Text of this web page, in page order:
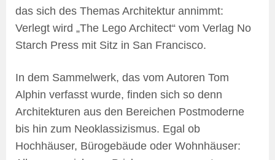
das sich des Themas Architektur annimmt:
Verlegt wird „The Lego Architect“ vom Verlag No
Starch Press mit Sitz in San Francisco.
In dem Sammelwerk, das vom Autoren Tom
Alphin verfasst wurde, finden sich so denn
Architekturen aus den Bereichen Postmoderne
bis hin zum Neoklassizismus. Egal ob
Hochhäuser, Bürogebäude oder Wohnhäuser: